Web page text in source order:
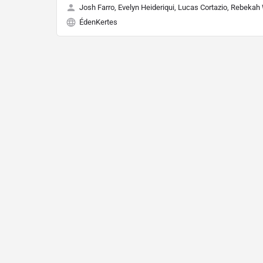
Josh Farro, Evelyn Heideriqui, Lucas Cortazio, Rebekah
ÉdenKertes